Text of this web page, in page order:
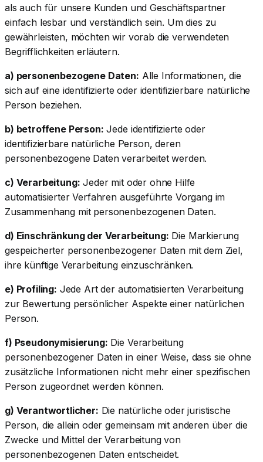
als auch für unsere Kunden und Geschäftspartner
einfach lesbar und verständlich sein. Um dies zu
gewährleisten, möchten wir vorab die verwendeten
Begrifflichkeiten erläutern.
a) personenbezogene Daten: Alle Informationen, die
sich auf eine identifizierte oder identifizierbare natürliche
Person beziehen.
b) betroffene Person: Jede identifizierte oder
identifizierbare natürliche Person, deren
personenbezogene Daten verarbeitet werden.
c) Verarbeitung: Jeder mit oder ohne Hilfe
automatisierter Verfahren ausgeführte Vorgang im
Zusammenhang mit personenbezogenen Daten.
d) Einschränkung der Verarbeitung: Die Markierung
gespeicherter personenbezogener Daten mit dem Ziel,
ihre künftige Verarbeitung einzuschränken.
e) Profiling: Jede Art der automatisierten Verarbeitung
zur Bewertung persönlicher Aspekte einer natürlichen
Person.
f) Pseudonymisierung: Die Verarbeitung
personenbezogener Daten in einer Weise, dass sie ohne
zusätzliche Informationen nicht mehr einer spezifischen
Person zugeordnet werden können.
g) Verantwortlicher: Die natürliche oder juristische
Person, die allein oder gemeinsam mit anderen über die
Zwecke und Mittel der Verarbeitung von
personenbezogenen Daten entscheidet.